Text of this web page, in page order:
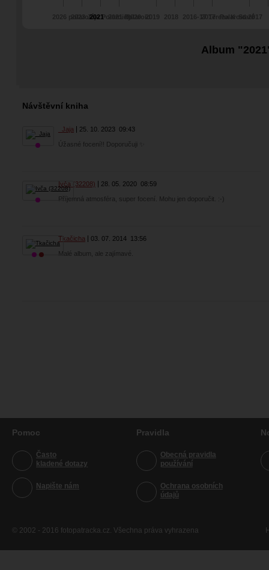
2026 polaroid2023 Jája Polaroidy
2021
Album
Návštěvní kniha
_Jaja 25. 10. 2023 09:43
Úžasné focení!! Doporučuji ✨
Ivča (32208) 28. 05. 2020 08:59
Příjemná atmosféra, super focení. Mohu jen doporučit. :-)
Tkačicha 03. 07. 2014 13:56
Malé album, ale zajímavé.
Pomoc
Často
kladené dotazy
Napište nám
Pravidla
Obecná pravidla
používání
Ochrana osobních
údajů
© 2002 - 2016 fotopatracka.cz. Všechna práva vyhrazena